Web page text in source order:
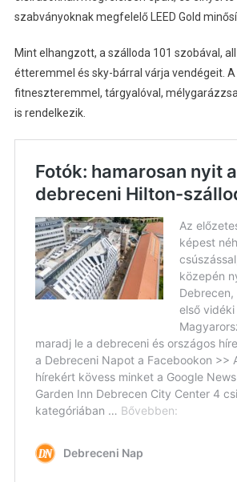
szabványoknak megfelelő LEED Gold
Mint elhangzott, a szálloda 101 szobával,
étteremmel és sky-bárral várja vendégeit. A
fitneszteremmel, tárgyalóval,
is rendelkezik.